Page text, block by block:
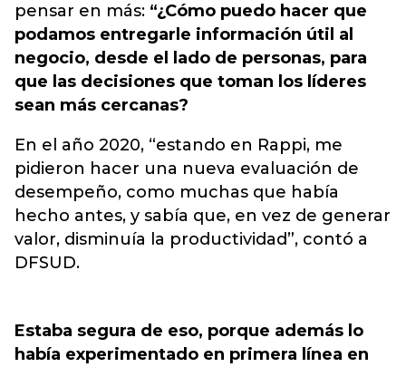
pensar en más: “¿Cómo puedo hacer que
podamos entregarle información útil al
negocio, desde el lado de personas, para
que las decisiones que toman los líderes
sean más cercanas?
En el año 2020, “estando en Rappi, me
pidieron hacer una nueva evaluación de
desempeño, como muchas que había
hecho antes, y sabía que, en vez de generar
valor, disminuía la productividad”, contó a
DFSUD.
Estaba segura de eso, porque además lo
había experimentado en primera línea en